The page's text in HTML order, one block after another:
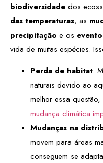
biodiversidade dos
das temperaturas, as
precipitação e os
vida de muitas espécies.
Perda de habitat:
naturais devido ao
melhor essa
mudança climática
Mudanças na
movem para áreas
conseguem se